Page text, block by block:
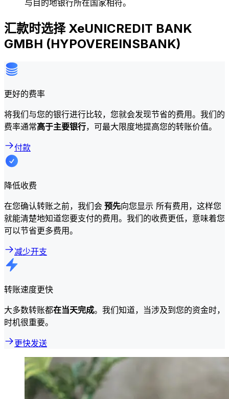
与目的地银行所在国家相符。
汇款时选择 XeUNICREDIT BANK
GMBH (HYPOVEREINSBANK)
更好的费率
将我们与您的银行进行比较，您就会发现节省的费用。我们的
费率通常高于主要银行，可最大限度地提高您的转账价值。
付款
降低收费
在您确认转账之前，我们会 预先向您显示 所有费用，这样您
就能清楚地知道您要支付的费用。我们的收费更低，意味着您
可以节省更多费用。
减少开支
转账速度更快
大多数转账都在当天完成。我们知道，当涉及到您的资金时，
时机很重要。
更快发送